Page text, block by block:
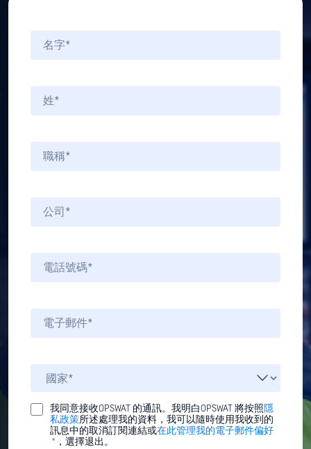
我同意接收OPSWAT 的通訊。我明白OPSWAT 將按照隱
私政策所述處理我的資料，我可以隨時使用我收到的
訊息中的取消訂閱連結或在此管理我的電子郵件偏好
* ，選擇退出。